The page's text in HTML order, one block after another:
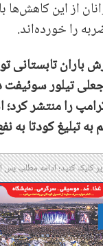
باران تابستانی
تیلور سوئیفت
را منتشر کرد؛
تبلیغ کودتا به
کلیک کنید؛ ادامه مطلب پس